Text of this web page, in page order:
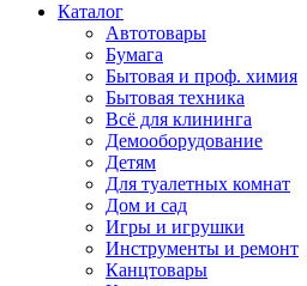
Каталог
Автотовары
Бумага
Бытовая и проф. химия
Бытовая техника
Всё для клининга
Демооборудование
Детям
Для туалетных комнат
Дом и сад
Игры и игрушки
Инструменты и ремонт
Канцтовары